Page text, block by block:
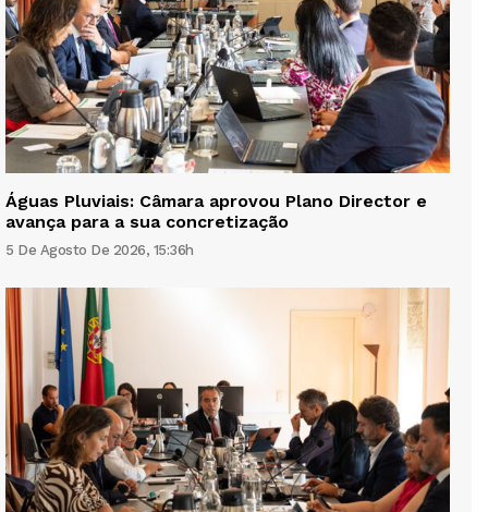
Águas Pluviais: Câmara aprovou Plano Director e
avança para a sua concretização
5 De Agosto De 2026, 15:36h